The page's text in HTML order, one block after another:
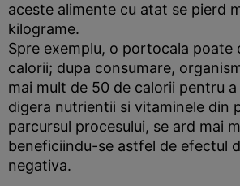
aceste alimente cu atat se pierd
kilograme.
Spre exemplu, o portocala poate
calorii; dupa consumare,
mai mult de 50 de calorii pentru a
digera nutrientii si vitaminele din
parcursul procesului, se ard mai
beneficiindu-se astfel de efectul
negativa.